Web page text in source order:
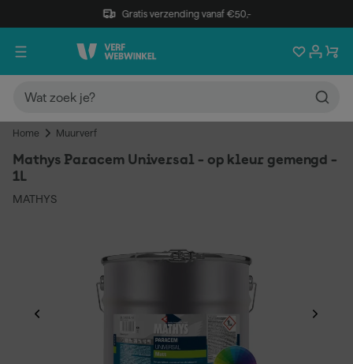
Gratis verzending vanaf €50,-
Home Muurverf
Mathys Paracem Universal - op kleur gemengd -
1L
MATHYS